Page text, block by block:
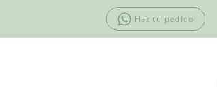
Haz tu pedido